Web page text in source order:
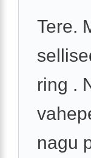
Tere.
ring .
nagu